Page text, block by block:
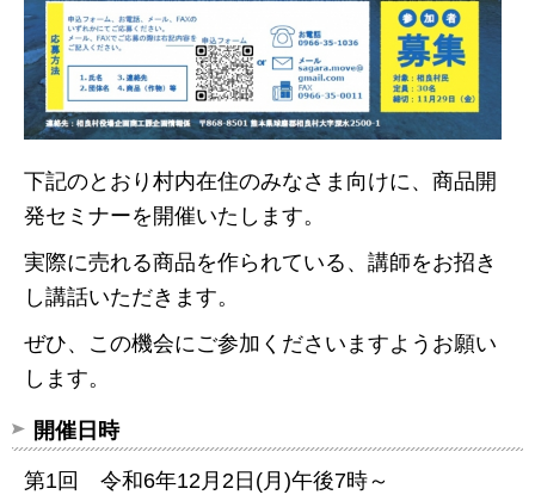
下記のとおり村内在住のみなさま向けに、商品開
発セミナーを開催いたします。
実際に売れる商品を作られている、講師をお招き
し講話いただきます。
ぜひ、この機会にご参加くださいますようお願い
します。
開催日時
第1回 令和6年12月2日(月)午後7時～